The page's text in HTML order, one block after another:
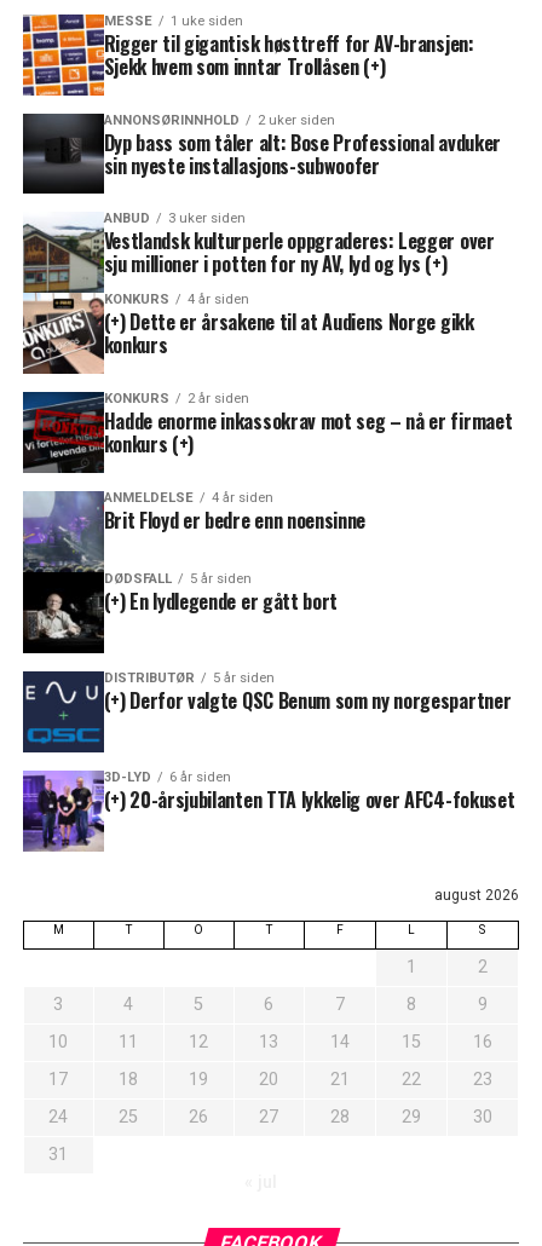
MESSE 1 uke siden
Rigger til gigantisk høsttreff for AV-bransjen:
Sjekk hvem som inntar Trollåsen (+)
ANNONSØRINNHOLD 2 uker siden
Dyp bass som tåler alt: Bose Professional avduker
sin nyeste installasjons-subwoofer
ANBUD 3 uker siden
Vestlandsk kulturperle oppgraderes: Legger over
sju millioner i potten for ny AV, lyd og lys (+)
KONKURS 4 år siden
(+) Dette er årsakene til at Audiens Norge gikk
konkurs
KONKURS 2 år siden
Hadde enorme inkassokrav mot seg – nå er firmaet
konkurs (+)
ANMELDELSE 4 år siden
Brit Floyd er bedre enn noensinne
DØDSFALL 5 år siden
(+) En lydlegende er gått bort
DISTRIBUTØR 5 år siden
(+) Derfor valgte QSC Benum som ny norgespartner
3D-LYD 6 år siden
(+) 20-årsjubilanten TTA lykkelig over AFC4-fokuset
august 2026
M T O T F S
1
2
3
4 5 6 7 8
9
10
11 12 13 14 15
16
17
18 19 20 21 22
23
24
25 26 27 28 29
30
31